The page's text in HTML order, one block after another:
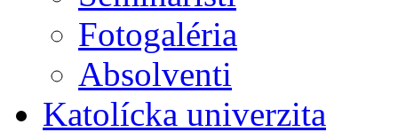
Fotogaléria
Absolventi
Katolícka univerzita